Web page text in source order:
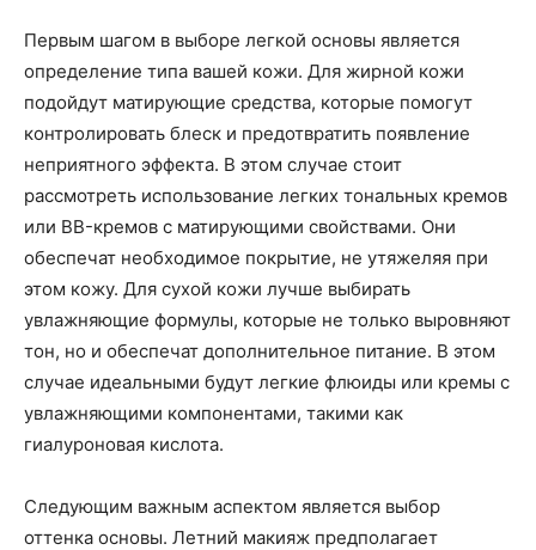
Первым шагом в выборе легкой основы является
определение типа вашей кожи. Для жирной кожи
подойдут матирующие средства, которые помогут
контролировать блеск и предотвратить появление
неприятного эффекта. В этом случае стоит
рассмотреть использование легких тональных кремов
или BB-кремов с матирующими свойствами. Они
обеспечат необходимое покрытие, не утяжеляя при
этом кожу. Для сухой кожи лучше выбирать
увлажняющие формулы, которые не только выровняют
тон, но и обеспечат дополнительное питание. В этом
случае идеальными будут легкие флюиды или кремы с
увлажняющими компонентами, такими как
гиалуроновая кислота.
Следующим важным аспектом является выбор
оттенка основы. Летний макияж предполагает